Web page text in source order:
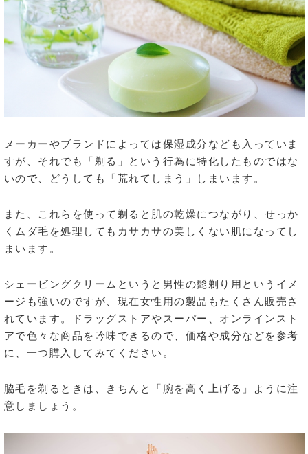
メーカーやブランドによっては保湿成分なども入っていま
すが、それでも「剃る」という行為に特化したものではな
いので、どうしても「荒れてしまう」しまいます。
また、これらを使って剃ると肌の乾燥につながり、せっか
くムダ毛を処理してもカサカサの美しくない肌になってし
まいます。
シェービングクリームというと男性の髭剃り用というイメ
ージも強いのですが、現在女性用の製品もたくさん販売さ
れています。ドラッグストアやスーパー、オンラインスト
アで色々な商品を吟味できるので、価格や成分などを参考
に、一つ購入してみてください。
脇毛を剃るときは、きちんと「腕を高く上げる」ように注
意しましょう。